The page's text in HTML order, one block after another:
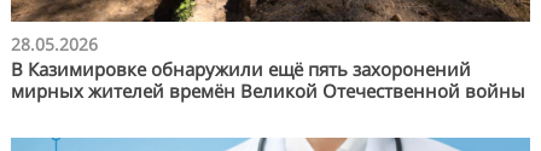
28.05.2026
В Казимировке обнаружили ещё пять захоронений
мирных жителей времён Великой Отечественной войны